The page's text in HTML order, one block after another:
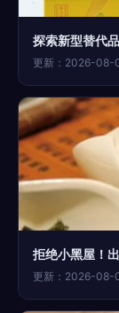
探索新型替代
更新：2026-08-
拒绝小黑屋！
更新：2026-08-